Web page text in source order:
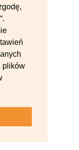
plików
AB.